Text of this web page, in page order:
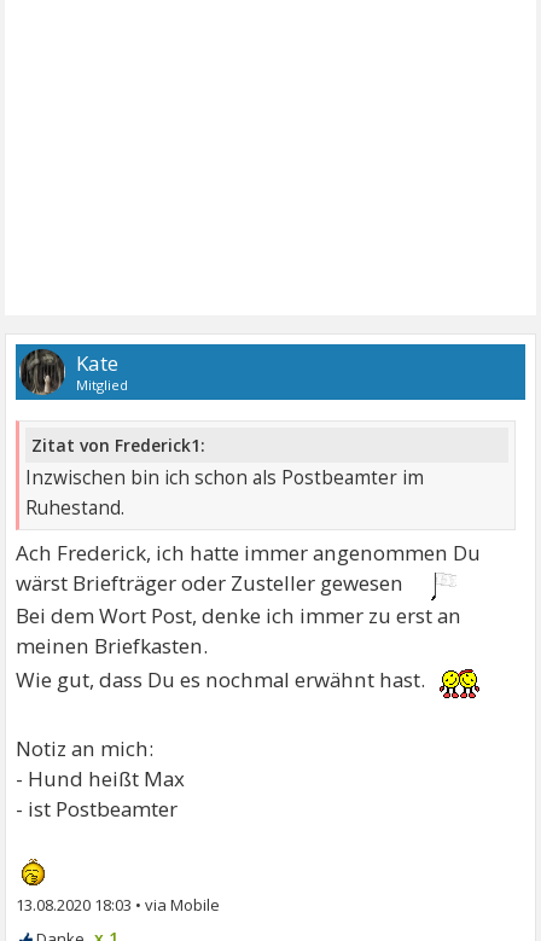
Kate
Mitglied
Zitat von Frederick1:
Inzwischen bin ich schon als Postbeamter im
Ruhestand.
Ach Frederick, ich hatte immer angenommen Du
wärst Briefträger oder Zusteller gewesen
Bei dem Wort Post, denke ich immer zu erst an
meinen Briefkasten.
Wie gut, dass Du es nochmal erwähnt hast.
Notiz an mich:
- Hund heißt Max
- ist Postbeamter
13.08.2020 18:03 •